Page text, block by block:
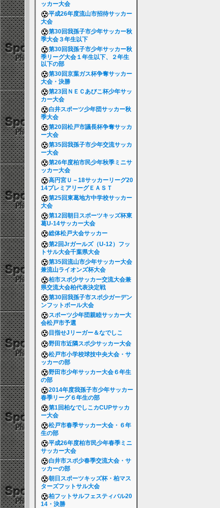
ッカー大会
平成26年度流山市招待サッカー
大会
第30回我孫子市少年サッカー秋
季大会３年生以下
第30回我孫子市少年サッカー秋
季リーグ大会１年生以下、２年生
以下の部
第30回京葉ガス杯争奪サッカー
大会・決勝
第23回ＮＥＣあびこ杯少年サッ
カー大会
白井スポーツ少年団サッカー秋
季大会
第20回松戸市議長杯争奪サッカ
ー大会
第35回我孫子市少年交流サッカ
ー大会
第26年度柏市民少年秋季ミニサ
ッカー大会
高円宮Ｕ－18サッカーリーグ20
14プレミアリーグＥＡＳＴ
第25回東葛地方中学校サッカー
大会
第12回朝日スポーツキッズ杯東
葛U-14サッカー大会
総体松戸大会サッカー
第2回Jrガールズ（U-12）フッ
トサル大会千葉県大会
第35回流山市少年サッカー大会
兼流山ライオンズ杯大会
柏市スポ少サッカー交流大会兼
県交流大会柏代表決定戦
第30回我孫子市スポ少ガーデン
ンフットボール大会
スポーツ少年団親睦サッカー大
会松戸市予選
目指せJリーガー＆なでしこ
野田市近隣スポ少サッカー大会
松戸市小学校球技中央大会・サ
ッカーの部
野田市少年サッカー大会６年生
の部
2014年度我孫子市少年サッカー
春季リーグ６年生の部
第1回柏なでしこカCUPサッカ
ー大会
松戸市春季サッカー大会・６年
生の部
平成26年度柏市民少年春季ミニ
サッカー大会
白井市スポ少春季交流大会・サ
ッカーの部
朝日スポーツキッズ杯・柏マス
ターズフットサル大会
柏フットサルフェスティバル20
14・決勝